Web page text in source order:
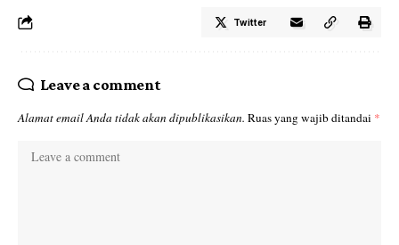
Twitter
Leave a comment
Alamat email Anda tidak akan dipublikasikan. Ruas yang wajib ditandai *